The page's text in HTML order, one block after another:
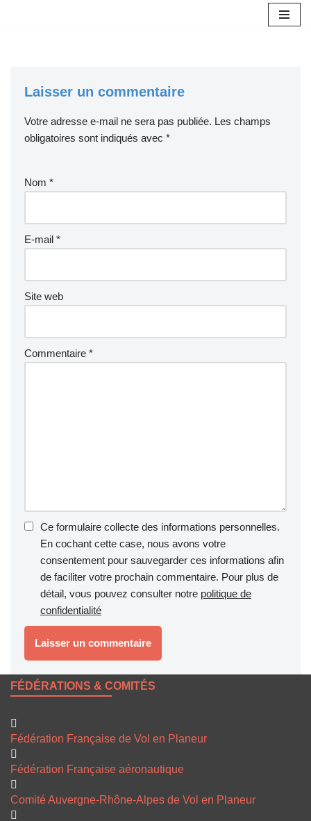
Laisser un commentaire
Votre adresse e-mail ne sera pas publiée. Les champs
obligatoires sont indiqués avec *
Nom *
E-mail *
Site web
Commentaire *
Ce formulaire collecte des informations personnelles.
En cochant cette case, nous avons votre
consentement pour sauvegarder ces informations afin
de faciliter votre prochain commentaire. Pour plus de
détail, vous pouvez consulter notre politique de
confidentialité
FÉDÉRATIONS & COMITÉS
Fédération Française de Vol en Planeur
Fédération Française aéronautique
Comité Auvergne-Rhône-Alpes de Vol en Planeur